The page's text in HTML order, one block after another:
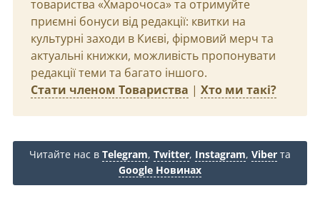
товариства «Хмарочоса» та отримуйте
приємні бонуси від редакції: квитки на
культурні заходи в Києві, фірмовий мерч та
актуальні книжки, можливість пропонувати
редакції теми та багато іншого.
Стати членом Товариства | Хто ми такі?
Читайте нас в Telegram, Twitter, Instagram, Viber та
Google Новинах